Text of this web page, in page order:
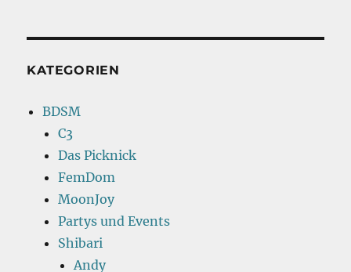
KATEGORIEN
BDSM
C3
Das Picknick
FemDom
MoonJoy
Partys und Events
Shibari
Andy